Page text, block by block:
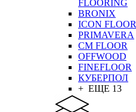
FLOORING
BRONIX
ICON FLOOR
PRIMAVERA
CM FLOOR
OFFWOOD
FINEFLOOR
КУБЕРПОЛ
+ ЕЩЕ 13